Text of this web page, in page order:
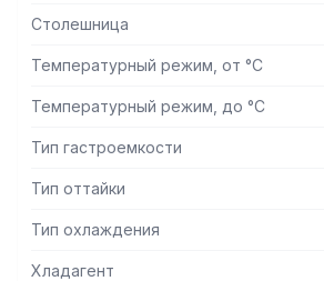
двухуровневую модульную
необходимую температуру,
необходимости - диагностировать
- Стандартизированные габаритные
линии предприятий торговли и
обеспечивает безопасность работы
Столешница
Температурный режим, от °С
Температурный режим, до °С
Тип гастроемкости
Тип оттайки
Тип охлаждения
Хладагент